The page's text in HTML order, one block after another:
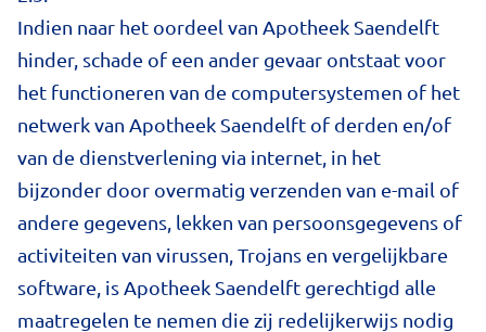
Indien naar het oordeel van Apotheek Saendelft
hinder, schade of een ander gevaar ontstaat voor
het functioneren van de computersystemen of het
netwerk van Apotheek Saendelft of derden en/of
van de dienstverlening via internet, in het
bijzonder door overmatig verzenden van e-mail of
andere gegevens, lekken van persoonsgegevens of
activiteiten van virussen, Trojans en vergelijkbare
software, is Apotheek Saendelft gerechtigd alle
maatregelen te nemen die zij redelijkerwijs nodig